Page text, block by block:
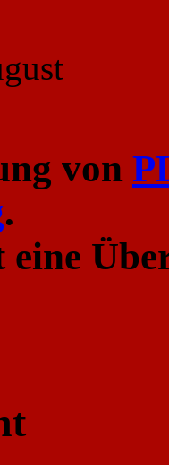
von
.
eine